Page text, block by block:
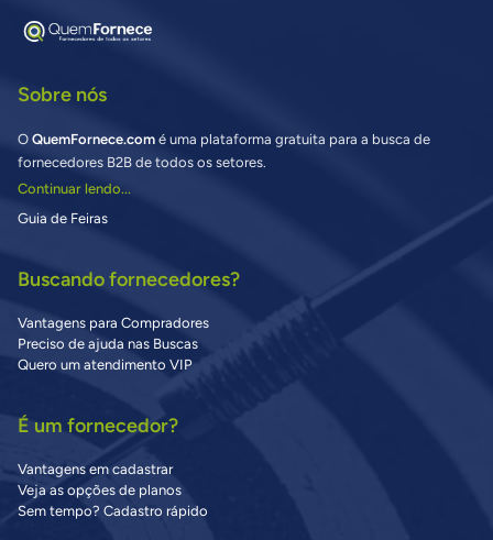
Sobre nós
O QuemFornece.com é uma plataforma gratuita para a busca de
fornecedores B2B de todos os setores.
Continuar lendo...
Guia de Feiras
Buscando fornecedores?
Vantagens para Compradores
Preciso de ajuda nas Buscas
Quero um atendimento VIP
É um fornecedor?
Vantagens em cadastrar
Veja as opções de planos
Sem tempo? Cadastro rápido